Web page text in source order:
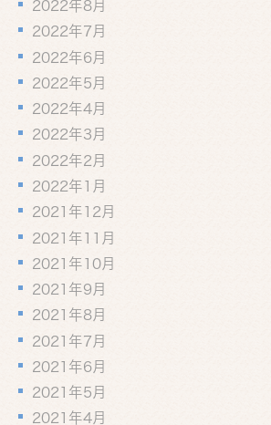
2022年8月
2022年7月
2022年6月
2022年5月
2022年4月
2022年3月
2022年2月
2022年1月
2021年12月
2021年11月
2021年10月
2021年9月
2021年8月
2021年7月
2021年6月
2021年5月
2021年4月